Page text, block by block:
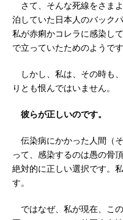
さて、そんな死線をさま
泊していた日本人のバック
私が赤痢かコレラに感染し
で立っていたためのようで
しかし、私は、その時も
りとも恨んではいません。
彼らが正しいのです。
伝染病にかかった人間（
って、感染するのは愚の骨
絶対的に正しい選択です。
す。
ではなぜ、私が現在、こ